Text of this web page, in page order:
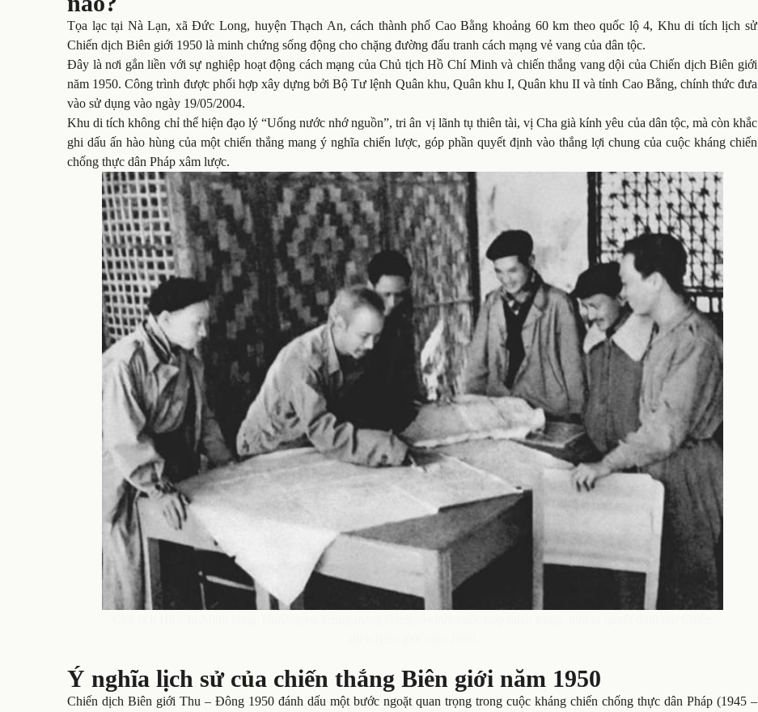
Tọa lạc tại Nà Lạn, xã Đức Long, huyện Thạch An, cách thành phố Cao Bằng khoảng 60 km theo quốc lộ 4, Khu di tích lịch sử
Chiến dịch Biên giới 1950 là minh chứng sống động cho chặng đường đấu tranh cách mạng vẻ vang của dân tộc.
Đây là nơi gắn liền với sự nghiệp hoạt động cách mạng của Chủ tịch Hồ Chí Minh và chiến thắng vang dội của Chiến dịch Biên giới
năm 1950. Công trình được phối hợp xây dựng bởi Bộ Tư lệnh Quân khu, Quân khu I, Quân khu II và tỉnh Cao Bằng, chính thức đưa
vào sử dụng vào ngày 19/05/2004.
Khu di tích không chỉ thể hiện đạo lý “Uống nước nhớ nguồn”, tri ân vị lãnh tụ thiên tài, vị Cha già kính yêu của dân tộc, mà còn khắc
ghi dấu ấn hào hùng của một chiến thắng mang ý nghĩa chiến lược, góp phần quyết định vào thắng lợi chung của cuộc kháng chiến
chống thực dân Pháp xâm lược.
Ý nghĩa lịch sử của chiến thắng Biên giới năm 1950
Chiến dịch Biên giới Thu – Đông 1950 đánh dấu một bước ngoặt quan trọng trong cuộc kháng chiến chống thực dân Pháp (1945 –